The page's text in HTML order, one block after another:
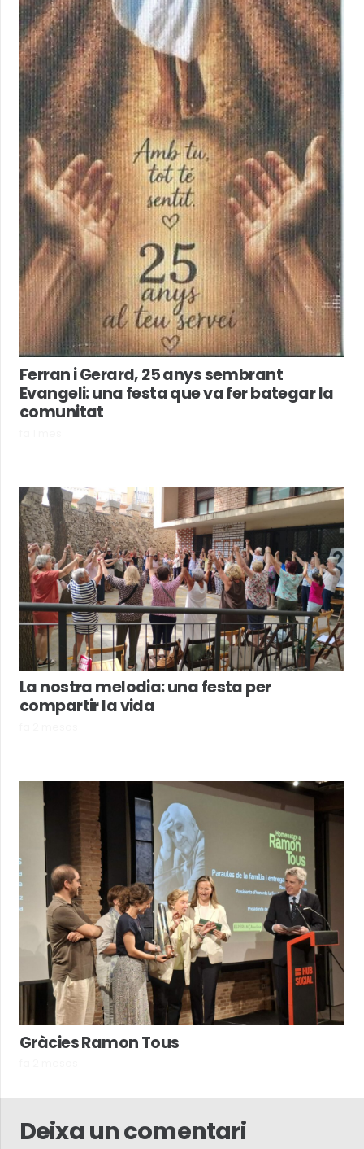
Ferran i Gerard, 25 anys sembrant
Evangeli: una festa que va fer bategar la
comunitat
La nostra melodia: una festa per
compartir la vida
Gràcies Ramon Tous
Deixa un comentari